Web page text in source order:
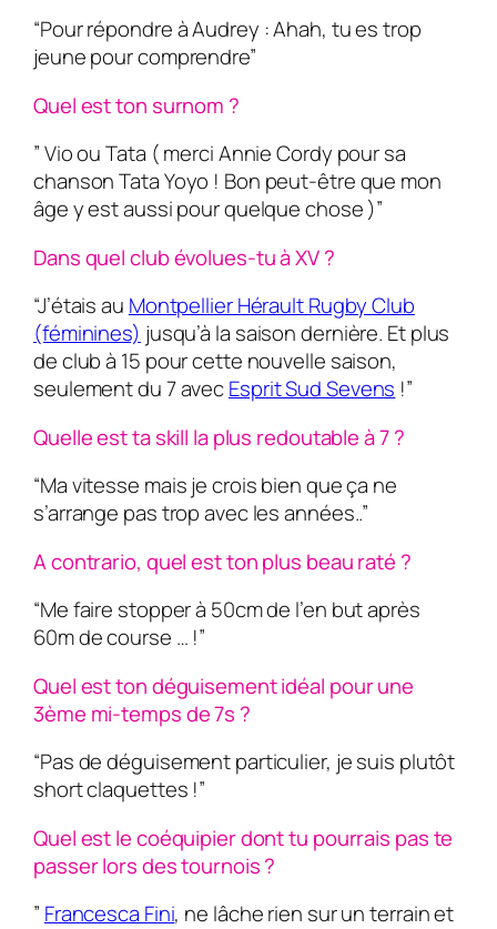
“Pour répondre à Audrey : Ahah, tu es trop
jeune pour comprendre”
Quel est ton surnom ?
” Vio ou Tata ( merci Annie Cordy pour sa
chanson Tata Yoyo ! Bon peut-être que mon
âge y est aussi pour quelque chose )”
Dans quel club évolues-tu à XV ?
“J’étais au Montpellier Hérault Rugby Club
(féminines) jusqu’à la saison dernière. Et plus
de club à 15 pour cette nouvelle saison,
seulement du 7 avecEsprit Sud Sevens !”
Quelle est ta skill la plus redoutable à 7 ?
“Ma vitesse mais je crois bien que ça ne
s’arrange pas trop avec les années..”
A contrario, quel est ton plus beau raté ?
“Me faire stopper à 50cm de l’en but après
60m de course … !”
Quel est ton déguisement idéal pour une
3ème mi-temps de 7s ?
“Pas de déguisement particulier, je suis plutôt
short claquettes !”
Quel est le coéquipier dont tu pourrais pas te
passer lors des tournois ?
” Francesca Fini, ne lâche rien sur un terrain et